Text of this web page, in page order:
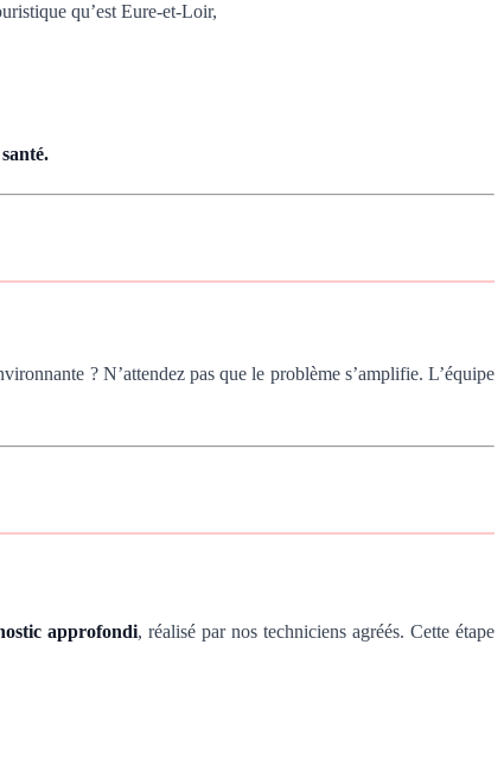
qu’est Eure-et-Loir,
? N’attendez pas que le problème s’amplifie. L’équipe
approfondi, réalisé par nos techniciens agréés. Cette étape